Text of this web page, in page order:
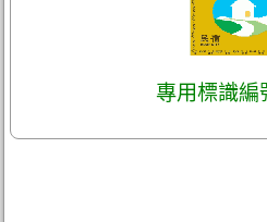
專用標識編